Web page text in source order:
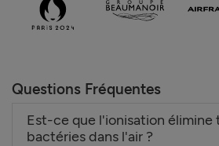
Questions Fréquentes
Est-ce que l'ionisation élimine
bactéries dans l'air ?